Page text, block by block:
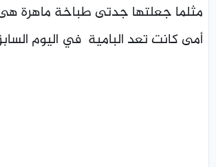
مثلما جعلتها جدتى طباخة ماهرة
أمى كانت تعد البامية في اليوم